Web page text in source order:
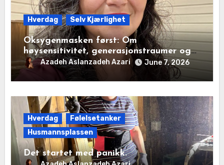
Hverdag Selv Kjærlighet
Oksygenmasken først: Om
høysensitivitet, generasjonstraumer og
det disiplinerte tunnelsynet
Azadeh Aslanzadeh Azari June 7, 2026
Hverdag
Følelsetanker
Husmannsplassen
Det startet med panikk.